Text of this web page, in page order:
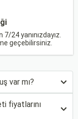
24 yanınızdayız.
geçebilirsiniz.
var mı?
fiyatlarını